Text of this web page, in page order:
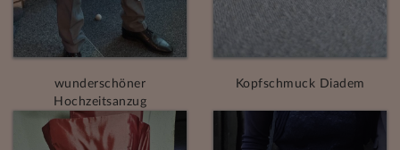
wunderschöner
Hochzeitsanzug
Kopfschmuck Diadem